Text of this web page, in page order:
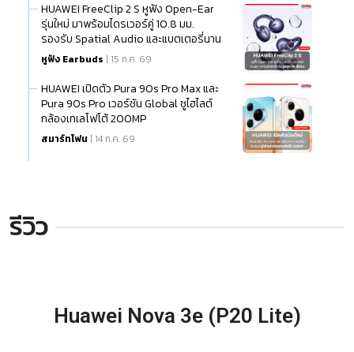
HUAWEI FreeClip 2 S หูฟัง Open-Ear
รุ่นใหม่ มาพร้อมไดรเวอร์คู่ 10.8 มม.
รองรับ Spatial Audio และแบตเตอรี่นาน
สูงสุด 38 ชั่วโมง
หูฟัง Earbuds | 15 ก.ค. 69
HUAWEI เปิดตัว Pura 90s Pro Max และ
Pura 90s Pro เวอร์ชัน Global ชูไฮไลต์
กล้องเทเลโฟโต้ 200MP
สมาร์ทโฟน | 14 ก.ค. 69
รีวิว
Huawei Nova 3e (P20 Lite)